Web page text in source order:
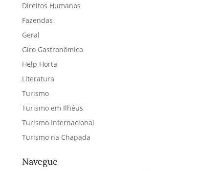
Direitos Humanos
Fazendas
Geral
Giro Gastronômico
Help Horta
Literatura
Turismo
Turismo em Ilhéus
Turismo Internacional
Turismo na Chapada
Navegue